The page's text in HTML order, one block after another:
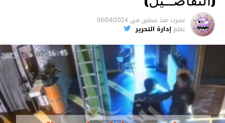
نشرت منذ سنتين فى 06/04/2024
بقلم إدارة التحرير